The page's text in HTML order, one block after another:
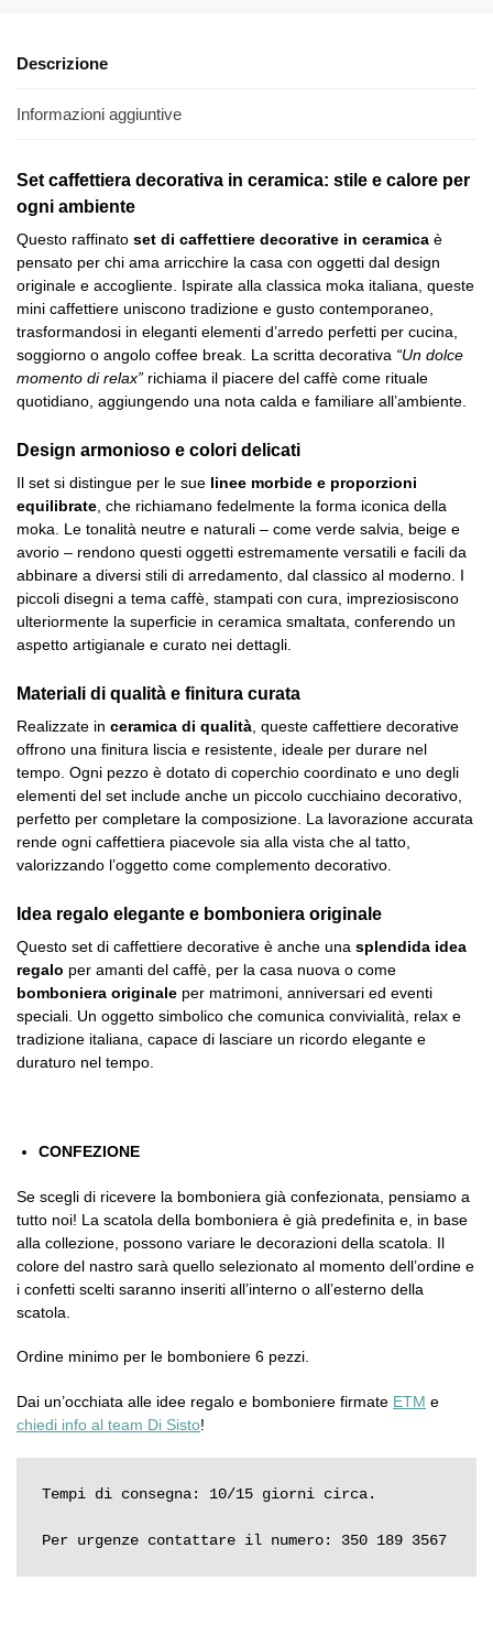
Descrizione
Informazioni aggiuntive
Set caffettiera decorativa in ceramica: stile e calore per
ogni ambiente
Questo raffinato set di caffettiere decorative in ceramica è
pensato per chi ama arricchire la casa con oggetti dal design
originale e accogliente. Ispirate alla classica moka italiana, queste
mini caffettiere uniscono tradizione e gusto contemporaneo,
trasformandosi in eleganti elementi d’arredo perfetti per cucina,
soggiorno o angolo coffee break. La scritta decorativa “Un dolce
momento di relax” richiama il piacere del caffè come rituale
quotidiano, aggiungendo una nota calda e familiare all’ambiente.
Design armonioso e colori delicati
Il set si distingue per le sue linee morbide e proporzioni
equilibrate , che richiamano fedelmente la forma iconica della
moka. Le tonalità neutre e naturali – come verde salvia, beige e
avorio – rendono questi oggetti estremamente versatili e facili da
abbinare a diversi stili di arredamento, dal classico al moderno. I
piccoli disegni a tema caffè, stampati con cura, impreziosiscono
ulteriormente la superficie in ceramica smaltata, conferendo un
aspetto artigianale e curato nei dettagli.
Materiali di qualità e finitura curata
Realizzate in ceramica di qualità , queste caffettiere decorative
offrono una finitura liscia e resistente, ideale per durare nel
tempo. Ogni pezzo è dotato di coperchio coordinato e uno degli
elementi del set include anche un piccolo cucchiaino decorativo,
perfetto per completare la composizione. La lavorazione accurata
rende ogni caffettiera piacevole sia alla vista che al tatto,
valorizzando l’oggetto come complemento decorativo.
Idea regalo elegante e bomboniera originale
Questo set di caffettiere decorative è anche una splendida idea
regalo per amanti del caffè, per la casa nuova o come
bomboniera originale per matrimoni, anniversari ed eventi
speciali. Un oggetto simbolico che comunica convivialità, relax e
tradizione italiana, capace di lasciare un ricordo elegante e
duraturo nel tempo.
CONFEZIONE
Se scegli di ricevere la bomboniera già confezionata, pensiamo a
tutto noi! La scatola della bomboniera è già predefinita e, in base
alla collezione, possono variare le decorazioni della scatola. Il
colore del nastro sarà quello selezionato al momento dell’ordine e
i confetti scelti saranno inseriti all’interno o all’esterno della
scatola.
Ordine minimo per le bomboniere 6 pezzi.
Dai un’occhiata alle idee regalo e bomboniere firmate ETM e
chiedi info al team Di Sisto!
Tempi di consegna: 10/15 giorni circa.
Per urgenze contattare il numero: 350 189 3567